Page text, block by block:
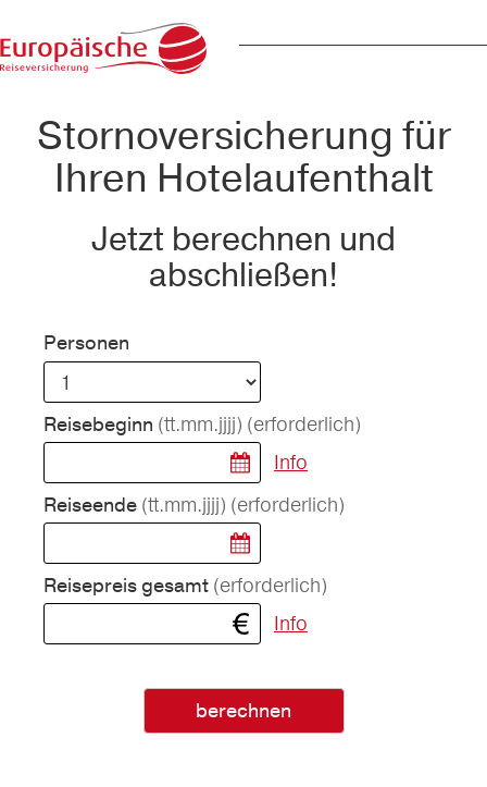
Stornoversicherung für
Ihren Hotelaufenthalt
Jetzt berechnen und
abschließen!
Personen
Reisebeginn (tt.mm.jjjj) (erforderlich)
Info
Reiseende (tt.mm.jjjj) (erforderlich)
Reisepreis gesamt (erforderlich)
Info
berechnen